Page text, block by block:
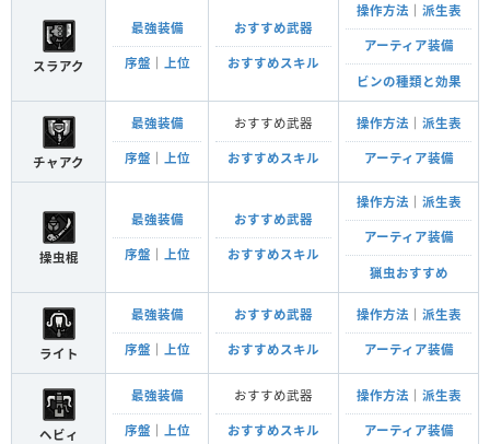
スラアク
最強装備
序盤 上位
おすすめ武器
おすすめスキル
操作方法 派生表
アーティア装備
ビンの種類と効果
チャアク
最強装備
序盤 上位
おすすめ武器
おすすめスキル
操作方法 派生表
アーティア装備
操虫棍
最強装備
序盤 上位
おすすめ武器
おすすめスキル
操作方法 派生表
アーティア装備
猟虫おすすめ
ライト
最強装備
序盤 上位
おすすめ武器
おすすめスキル
操作方法 派生表
アーティア装備
ヘビィ
最強装備
序盤 上位
おすすめ武器
おすすめスキル
操作方法 派生表
アーティア装備